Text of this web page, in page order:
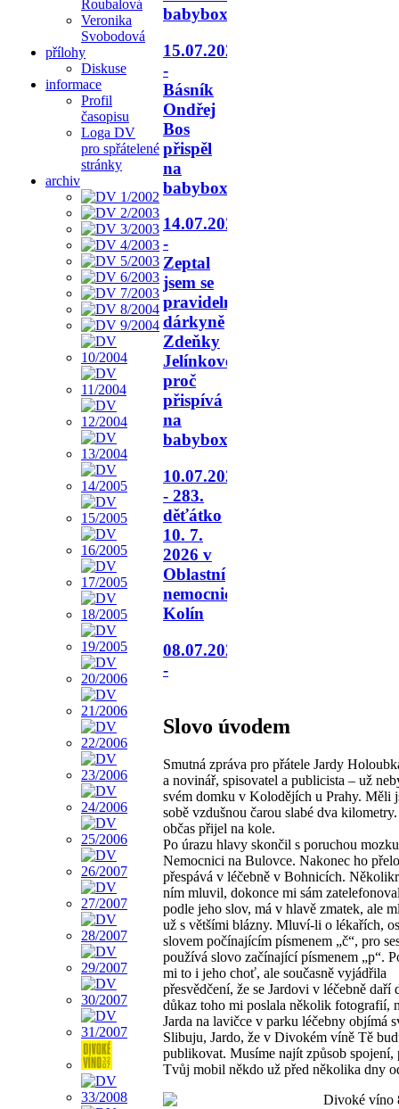
Roubalová
Veronika
Svobodová
přílohy
Diskuse
informace
Profil
časopisu
Loga DV
pro spřátelené
stránky
archiv
babyboxu.
15.07.2026
-
Básník
Ondřej
Bos
přispěl
na
babyboxy.
14.07.2026
-
Zeptal
jsem se
pravidelné
dárkyně
Zdeňky
Jelínkové,
proč
přispívá
na
babybox.
10.07.2026
- 283.
děťátko
10. 7.
2026 v
Oblastní
nemocnici
Kolín
08.07.2026
-
Slovo úvodem
Smutná zpráva pro přátele Jardy
a novinář, spisovatel a publicista – už
svém domku v Kolodějích u Prahy. Měli
sobě vzdušnou čarou slabé dva kilometry.
občas přijel na kole.
Po úrazu hlavy skončil s poruchou
Nemocnici na Bulovce. Nakonec ho
přespává v léčebně v Bohnicích.
ním mluvil, dokonce mi sám
podle jeho slov, má v hlavě zmatek, ale
už s většími blázny. Mluví-li o lékařích,
slovem počínajícím písmenem „č“, pro
používá slovo začínající písmenem „p“.
mi to i jeho choť, ale současně vyjádřila
přesvědčení, že se Jardovi v léčebně daří
důkaz toho mi poslala několik fotografií,
Jarda na lavičce v parku léčebny objímá
Slibuju, Jardo, že v Divokém víně Tě
publikovat. Musíme najít způsob spojení,
Tvůj mobil někdo už před několika dny
Divoké víno